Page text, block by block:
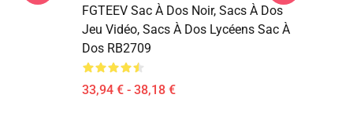
FGTEEV Sac À Dos Noir, Sacs À Dos
Jeu Vidéo, Sacs À Dos Lycéens Sac À
Dos RB2709
33,94 € - 38,18 €